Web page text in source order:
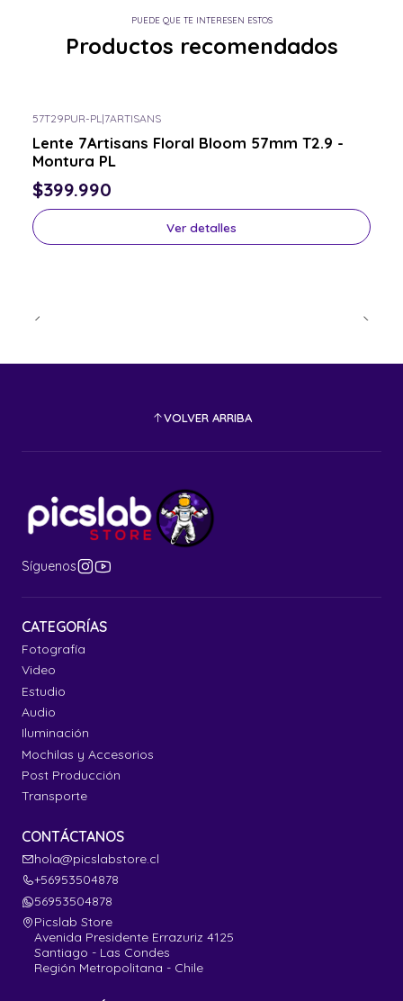
PUEDE QUE TE INTERESEN ESTOS
Productos recomendados
57T29PUR-PL|7ARTISANS
Lente 7Artisans Floral Bloom 57mm T2.9 -
Montura PL
$399.990
Ver detalles
VOLVER ARRIBA
Síguenos
CATEGORÍAS
Fotografía
Video
Estudio
Audio
Iluminación
Mochilas y Accesorios
Post Producción
Transporte
CONTÁCTANOS
hola@picslabstore.cl
+56953504878
56953504878
Picslab Store
Avenida Presidente Errazuriz 4125
Santiago - Las Condes
Región Metropolitana - Chile